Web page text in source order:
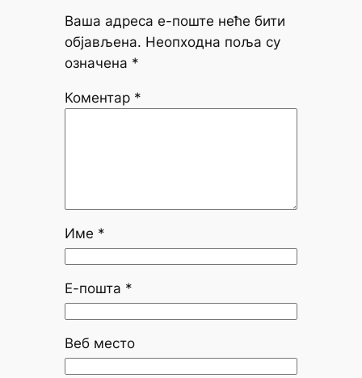
Ваша адреса е-поште неће бити
објављена. Неопходна поља су
означена *
Коментар *
Име *
Е-пошта *
Веб место